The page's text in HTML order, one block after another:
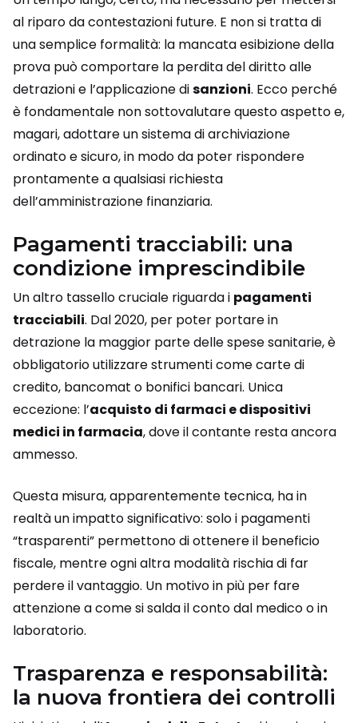
al riparo da contestazioni future. E non si tratta di
una semplice formalità: la mancata esibizione della
prova può comportare la perdita del diritto alle
detrazioni e l’applicazione disanzioni. Ecco perché
è fondamentale non sottovalutare questo aspetto e,
magari, adottare un sistema di archiviazione
ordinato e sicuro, in modo da poter rispondere
prontamente a qualsiasi richiesta
dell’amministrazione finanziaria.
Pagamenti tracciabili: una
condizione imprescindibile
Un altro tassello cruciale riguarda i pagamenti
tracciabili. Dal 2020, per poter portare in
detrazione la maggior parte delle spese sanitarie, è
obbligatorio utilizzare strumenti come carte di
credito, bancomat o bonifici bancari. Unica
eccezione: l’acquisto di farmaci e dispositivi
medici in farmacia, dove il contante resta ancora
ammesso.
Questa misura, apparentemente tecnica, ha in
realtà un impatto significativo: solo i pagamenti
“trasparenti” permettono di ottenere il beneficio
fiscale, mentre ogni altra modalità rischia di far
perdere il vantaggio. Un motivo in più per fare
attenzione a come si salda il conto dal medico o in
laboratorio.
Trasparenza e responsabilità:
la nuova frontiera dei controlli